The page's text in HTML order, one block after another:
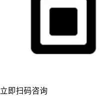
立即扫码咨询